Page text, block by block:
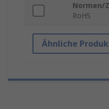
Normen/
RoHS
Ähnliche